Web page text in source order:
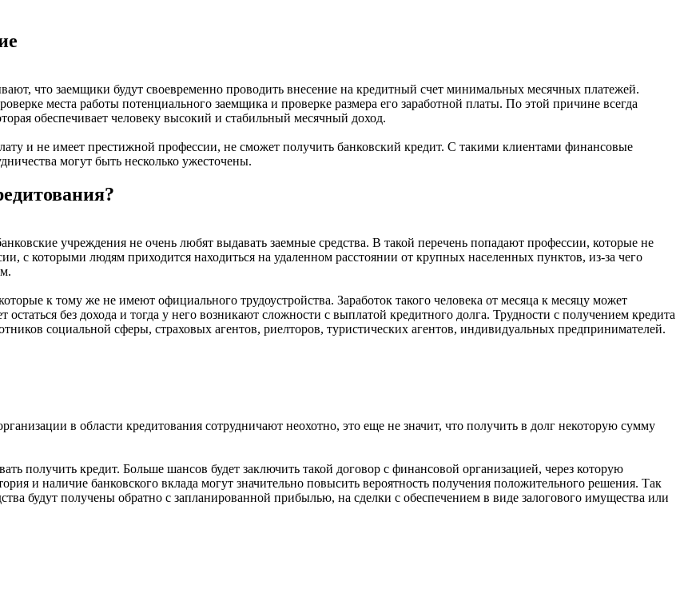
что заемщики будут своевременно проводить внесение на кредитный счет минимальных месячных платежей.
места работы потенциального заемщика и проверке размера его заработной платы. По этой причине всегда
обеспечивает человеку высокий и стабильный месячный доход.
и не имеет престижной профессии, не сможет получить банковский кредит. С такими клиентами финансовые
могут быть несколько ужесточены.
учреждения не очень любят выдавать заемные средства. В такой перечень попадают профессии, которые не
с которыми людям приходится находиться на удаленном расстоянии от крупных населенных пунктов, из-за чего
к тому же не имеют официального трудоустройства. Заработок такого человека от месяца к месяцу может
без дохода и тогда у него возникают сложности с выплатой кредитного долга. Трудности с получением кредита
социальной сферы, страховых агентов, риелторов, туристических агентов, индивидуальных предпринимателей.
в области кредитования сотрудничают неохотно, это еще не значит, что получить в долг некоторую сумму
получить кредит. Больше шансов будет заключить такой договор с финансовой организацией, через которую
и наличие банковского вклада могут значительно повысить вероятность получения положительного решения. Так
будут получены обратно с запланированной прибылью, на сделки с обеспечением в виде залогового имущества или